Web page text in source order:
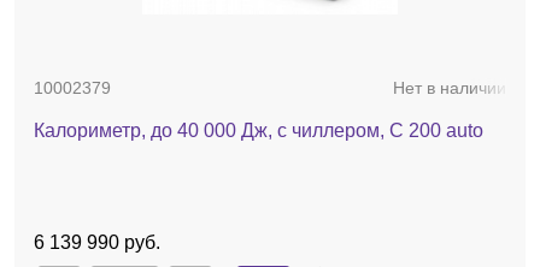
10002379 Нет в наличии
Калориметр, до 40 000 Дж, с чиллером, C 200 auto
6 139 990 руб.